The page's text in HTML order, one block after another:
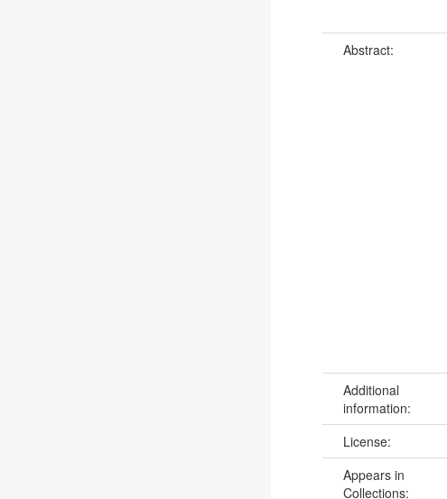
Abstract:
Additional
information:
License:
Appears in
Collections: